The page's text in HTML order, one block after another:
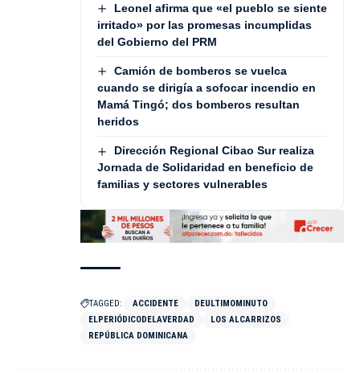
Leonel afirma que «el pueblo se siente
irritado» por las promesas incumplidas
del Gobierno del PRM
Camión de bomberos se vuelca
cuando se dirigía a sofocar incendio en
Mamá Tingó; dos bomberos resultan
heridos
Dirección Regional Cibao Sur realiza
Jornada de Solidaridad en beneficio de
familias y sectores vulnerables
TAGGED: ACCIDENTE
DEULTIMOMINUTO
ELPERIÓDICODELAVERDAD
LOS ALCARRIZOS
REPÚBLICA DOMINICANA